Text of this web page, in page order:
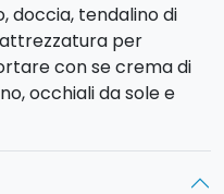
doccia, tendalino di
per
con se crema di
occhiali da sole e